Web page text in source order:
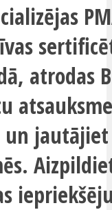
atrodas